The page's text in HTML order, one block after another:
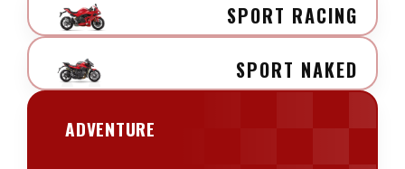
SPORT RACING
SPORT NAKED
ADVENTURE